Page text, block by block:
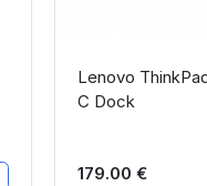
Lenovo
C Dock
179.00 €